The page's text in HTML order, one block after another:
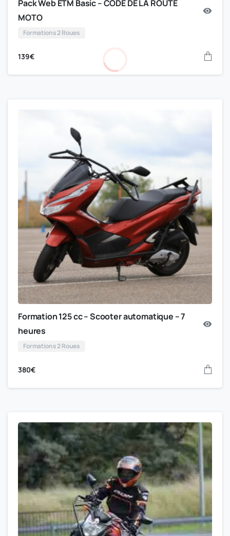
Pack Web ETM Basic – CODE DE LA ROUTE
MOTO
Formations 2 Roues
139€
Formation 125 cc – Scooter automatique – 7
heures
Formations 2 Roues
380€